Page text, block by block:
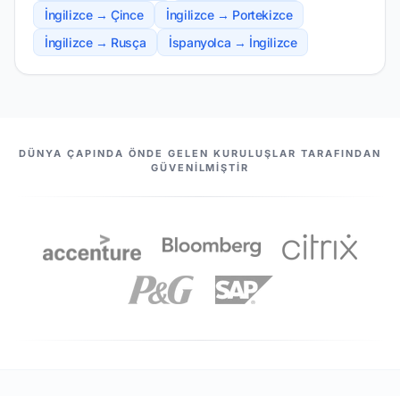
İngilizce → Çince
İngilizce → Portekizce
İngilizce → Rusça
İspanyolca → İngilizce
BIZIM ORTAKLARIMIZ
DÜNYA ÇAPINDA ÖNDE GELEN KURULUŞLAR TARAFINDAN
GÜVENILMIŞTIR